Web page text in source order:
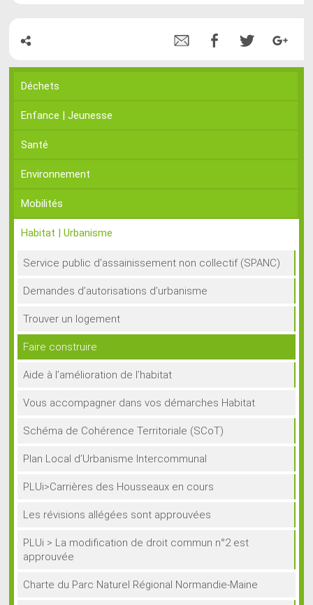
Déchets
Enfance | Jeunesse
Santé
Environnement
Mobilités
Habitat | Urbanisme
Service public d’assainissement non collectif (SPANC)
Demandes d’autorisations d’urbanisme
Trouver un logement
Faire construire
Aide à l’amélioration de l’habitat
Vous accompagner dans vos démarches Habitat
Schéma de Cohérence Territoriale (SCoT)
Plan Local d’Urbanisme Intercommunal
PLUi>Carrières des Housseaux en cours
Les révisions allégées sont approuvées
PLUi > La modification de droit commun n°2 est
approuvée
Charte du Parc Naturel Régional Normandie-Maine